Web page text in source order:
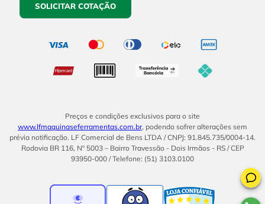
SOLICITAR COTAÇÃO
Preços e condições exclusivos para o site
www.lfmaquinaseferramentas.com.br, podendo sofrer alterações sem
prévia notificação. LF Comercial de Bens LTDA / CNPJ: 91.845.735/0004-14.
Rodovia BR 116, Nº 5003 – Bairro Travessão - Dois Irmãos - RS / CEP
93950-000 / Telefone: (51) 3103.0100